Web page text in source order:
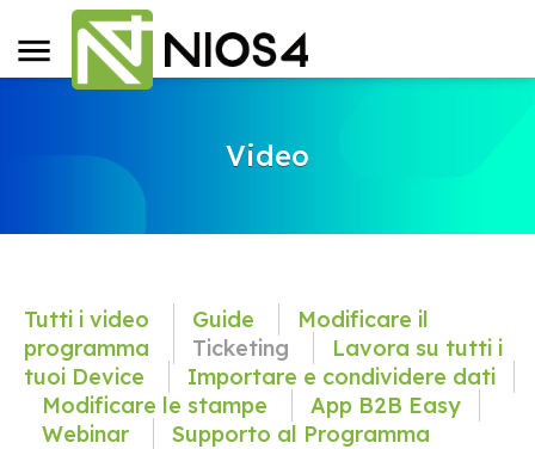
Video
Tutti i video Guide
Modificare il
programma
Ticketing
Lavora su tutti i
tuoi Device
Importare e condividere dati
Modificare le stampe
App B2B Easy
Webinar
Supporto al Programma